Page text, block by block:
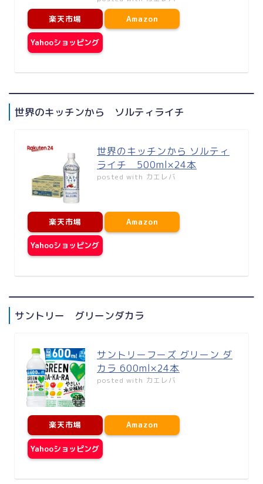
楽天市場 Amazon
Yahooショッピング
世界のキッチンから ソルティライチ
世界のキッチンから ソルティ
ライチ 500ml×24本
posted with カエレバ
楽天市場 Amazon
Yahooショッピング
サントリー グリーンダカラ
サントリーフーズ グリーン ダ
カラ 600ml×24本
posted with カエレバ
楽天市場 Amazon
Yahooショッピング